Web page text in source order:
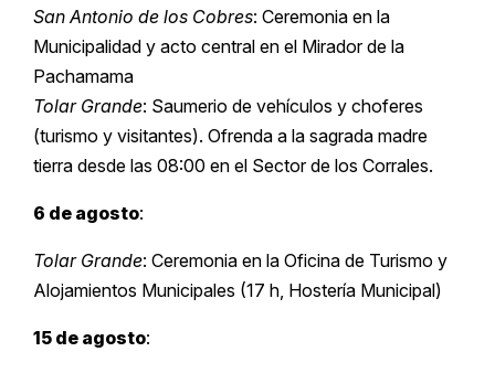
San Antonio de los Cobres: Ceremonia en la
Municipalidad y acto central en el Mirador de la
Pachamama
Tolar Grande: Saumerio de vehículos y choferes
(turismo y visitantes). Ofrenda a la sagrada madre
tierra desde las 08:00 en el Sector de los Corrales.
6 de agosto:
Tolar Grande: Ceremonia en la Oficina de Turismo y
Alojamientos Municipales (17 h, Hostería Municipal)
15 de agosto: